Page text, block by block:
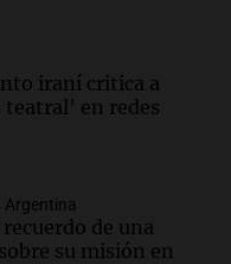
iraní critica a
en redes
Argentina
de una
su misión en